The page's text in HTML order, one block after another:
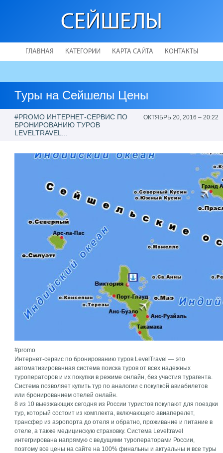
СЕЙШЕЛЫ
ГЛАВНАЯ КАТЕГОРИИ КАРТА САЙТА КОНТАКТЫ
Туры на Сейшелы Цены
#PROMO ИНТЕРНЕТ-СЕРВИС ПО
БРОНИРОВАНИЮ ТУРОВ
LEVELTRAVEL...
ОКТЯБРЬ 20, 2016 – 20:22
#promo
Интернет-сервис по бронированию туров LevelTravel — это
автоматизированная система поиска туров от всех надежных
туроператоров и их покупки в режиме онлайн, без участия турагента.
Система позволяет купить тур по аналогии с покупкой авиабилетов
или бронированием отелей онлайн.
8 из 10 выезжающих сегодня из России туристов покупают для поездки
тур, который состоит из комплекта, включающего авиаперелет,
трансфер из аэропорта до отеля и обратно, проживание и питание в
отеле, а также медицинскую страховку. Система Leveltravel
интегрирована напрямую с ведущими туроператорами России,
поэтому все цены на сайте на 100% финальны и актуальны и все туры